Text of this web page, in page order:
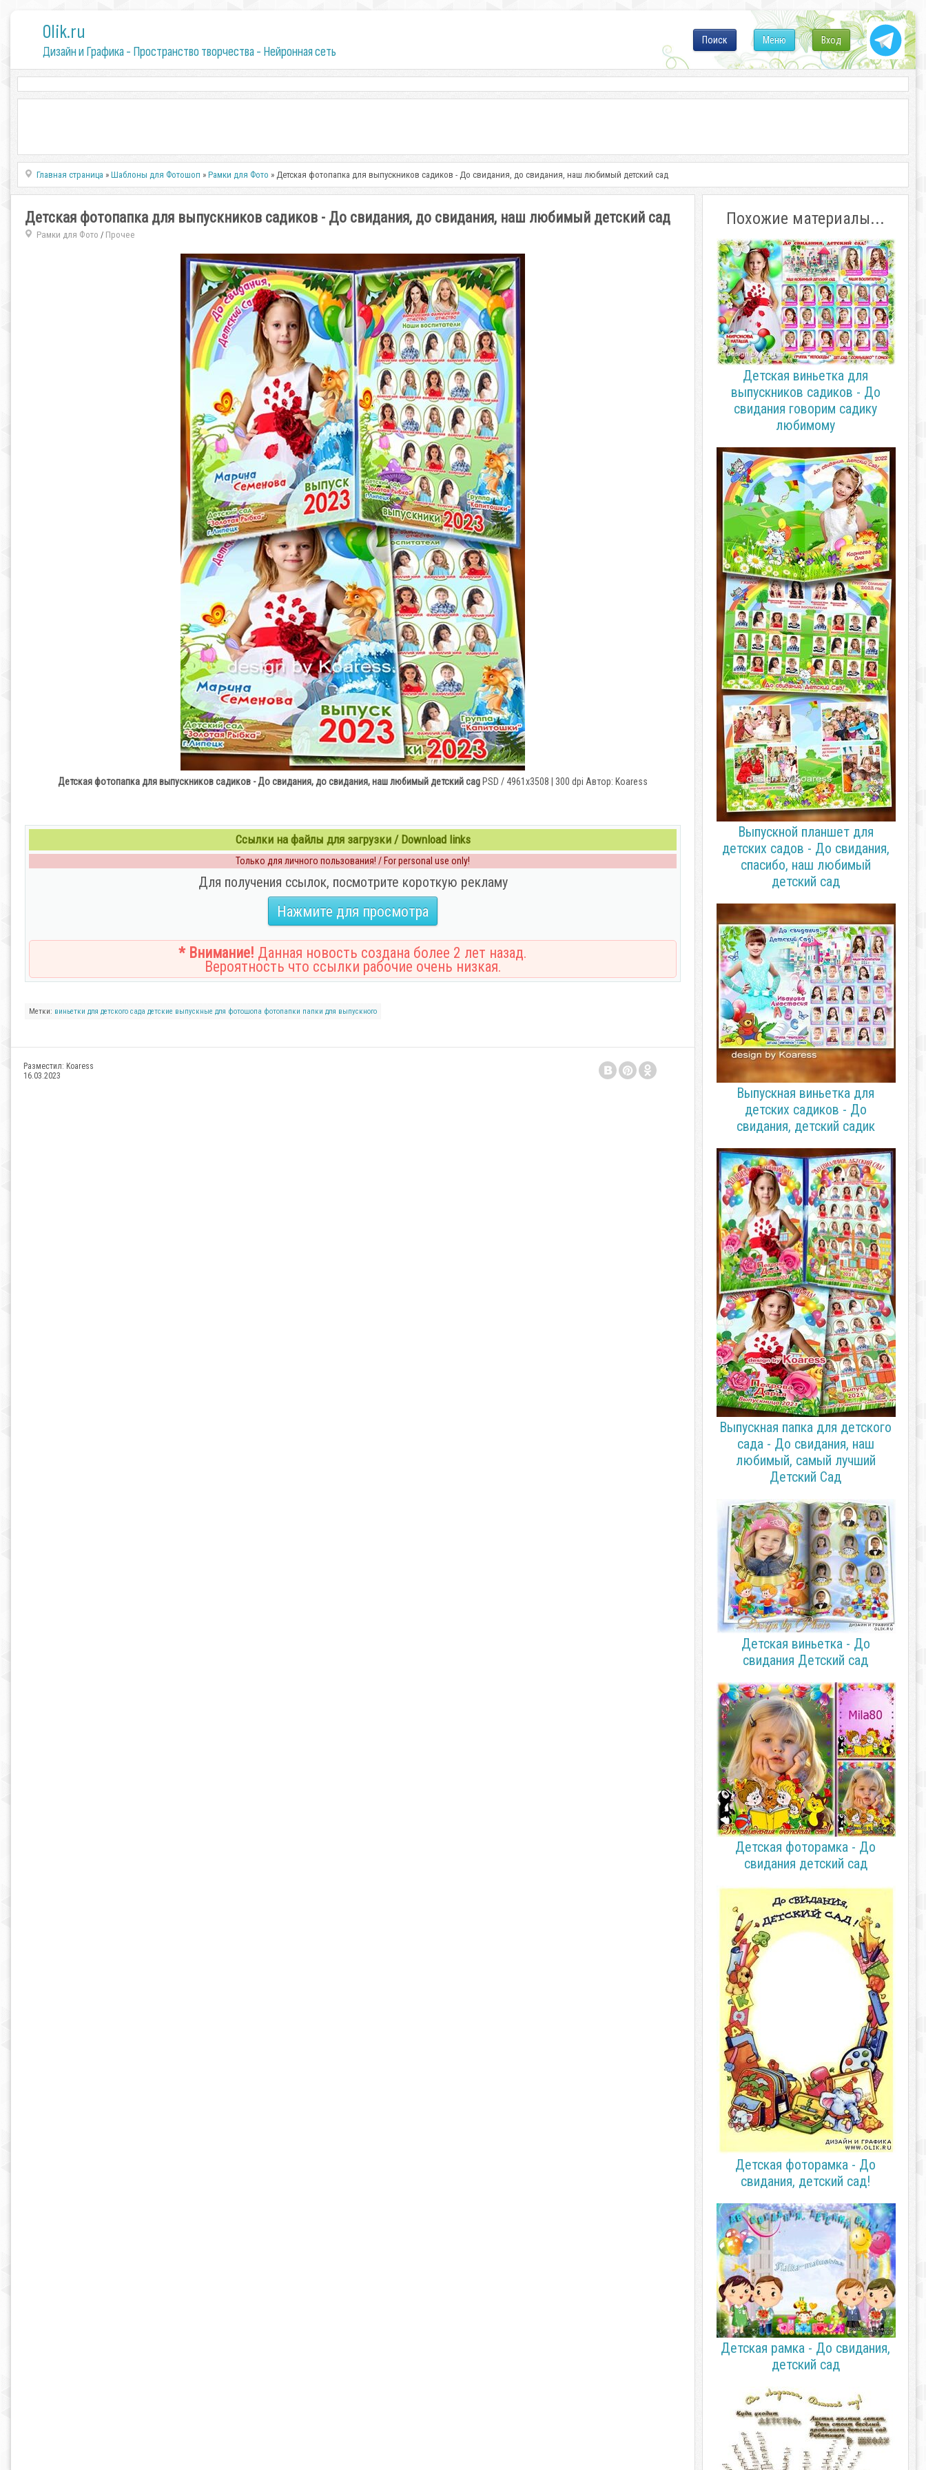
0lik.ru
Дизайн и Графика - Пространство творчества - Нейронная сеть
Вход
Меню
Поиск
Главная страница »Шаблоны для Фотошоп »Рамки для Фото » Детская фотопапка для выпускников садиков - До свидания, до свидания, наш любимый детский сад
Детская фотопапка для выпускников садиков - До свидания, до свидания, наш любимый детский сад
Рамки для Фото / Прочее
Детская фотопапка для выпускников садиков - До свидания, до свидания, наш любимый детский cag PSD / 4961x3508 | 300 dpi Автор: Koaress
Ссылки на файлы для загрузки / Download links
Только для личного пользования! / For personal use only!
Для получения ссылок, посмотрите короткую рекламу
Нажмите для просмотра
* Внимание! Данная новость создана более 2 лет назад.
Вероятность что ссылки рабочие очень низкая.
Метки: виньетки для детского сада детские выпускные для фотошопа фотопапки папки для выпускного
Разместил: Koaress
16.03.2023
Похожие материалы...
Детская виньетка для
выпускников садиков - До
свидания говорим садику
любимому
Выпускной планшет для
детских садов - До свидания,
спасибо, наш любимый
детский сад
Выпускная виньетка для
детских садиков - До
свидания, детский садик
Выпускная папка для детского
сада - До свидания, наш
любимый, самый лучший
Детский Сад
Детская виньетка - До
свидания Детский сад
Детская фоторамка - До
свидания детский сад
Детская фоторамка - До
свидания, детский сад!
Детская рамка - До свидания,
детский сад